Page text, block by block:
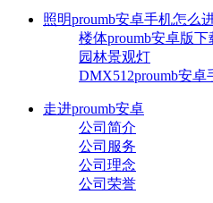
照明proumb安卓手机怎么
楼体proumb安卓版
园林景观灯
DMX512proumb安卓
走进proumb安卓
公司简介
公司服务
公司理念
公司荣誉